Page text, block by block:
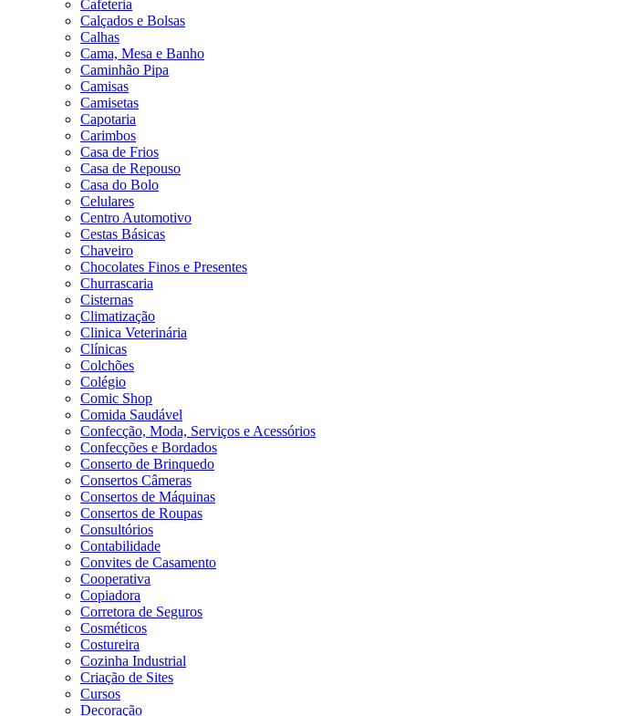
Cafeteria
Calçados e Bolsas
Calhas
Cama, Mesa e Banho
Caminhão Pipa
Camisas
Camisetas
Capotaria
Carimbos
Casa de Frios
Casa de Repouso
Casa do Bolo
Celulares
Centro Automotivo
Cestas Básicas
Chaveiro
Chocolates Finos e Presentes
Churrascaria
Cisternas
Climatização
Clinica Veterinária
Clínicas
Colchões
Colégio
Comic Shop
Comida Saudável
Confecção, Moda, Serviços e Acessórios
Confecções e Bordados
Conserto de Brinquedo
Consertos Câmeras
Consertos de Máquinas
Consertos de Roupas
Consultórios
Contabilidade
Convites de Casamento
Cooperativa
Copiadora
Corretora de Seguros
Cosméticos
Costureira
Cozinha Industrial
Criação de Sites
Cursos
Decoração